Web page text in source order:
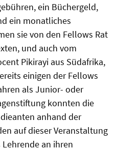
ein Büchergeld,
ein monatliches
sie von den Fellows Rat
und auch vom
Pikirayi aus Südafrika,
einigen der Fellows
als Junior- oder
konnten die
anhand der
auf dieser Veranstaltung
an ihren